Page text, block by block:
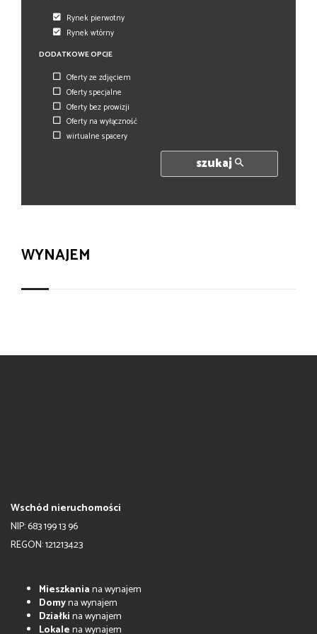
Rynek pierwotny
Rynek wtórny
DODATKOWE OPCJE
Oferty ze zdjęciem
Oferty specjalne
Oferty bez prowizji
Oferty na wyłączność
wirtualne spacery
szukaj
WYNAJEM
Wschód nieruchomości
NIP: 683 199 13 96
REGON: 121213423
Mieszkaniana wynajem
Domyna wynajem
Działkina wynajem
Lokalena wynajem